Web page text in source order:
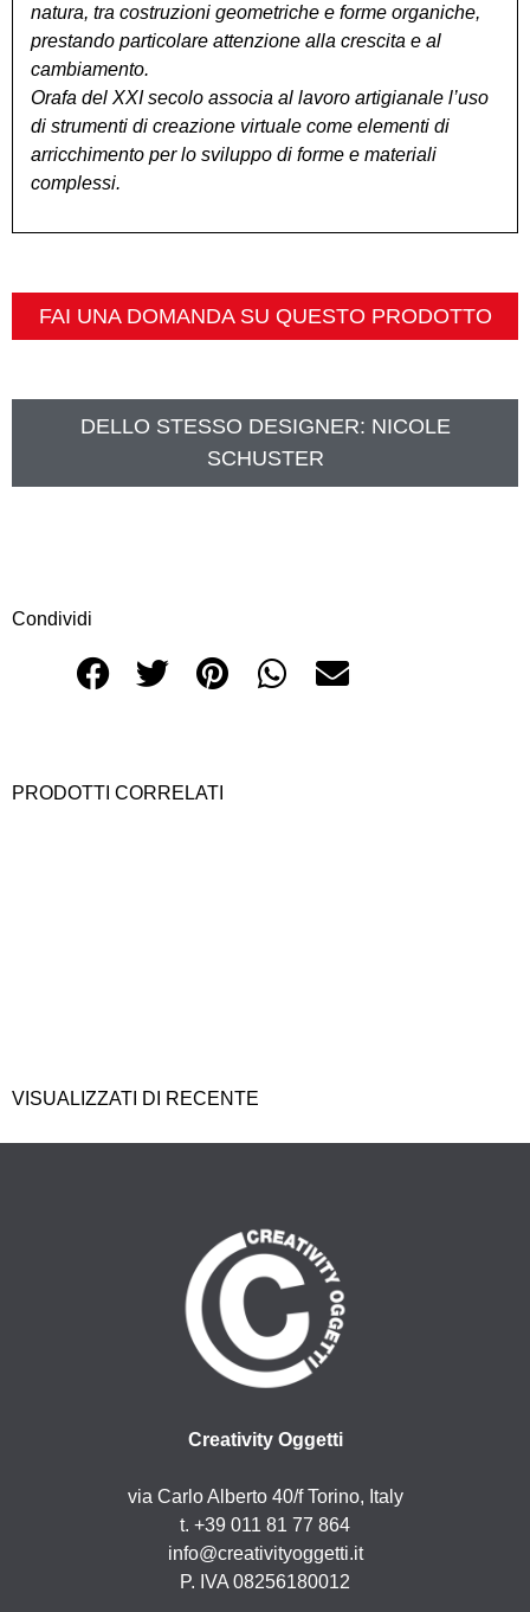
natura, tra costruzioni geometriche e forme organiche,
prestando particolare attenzione alla crescita e al
cambiamento.
Orafa del XXI secolo associa al lavoro artigianale l’uso
di strumenti di creazione virtuale come elementi di
arricchimento per lo sviluppo di forme e materiali
complessi.
FAI UNA DOMANDA SU QUESTO PRODOTTO
DELLO STESSO DESIGNER: NICOLE
SCHUSTER
Condividi
PRODOTTI CORRELATI
VISUALIZZATI DI RECENTE
Creativity Oggetti
via Carlo Alberto 40/f Torino, Italy
t. +39 011 81 77 864
info@creativityoggetti.it
P. IVA 08256180012